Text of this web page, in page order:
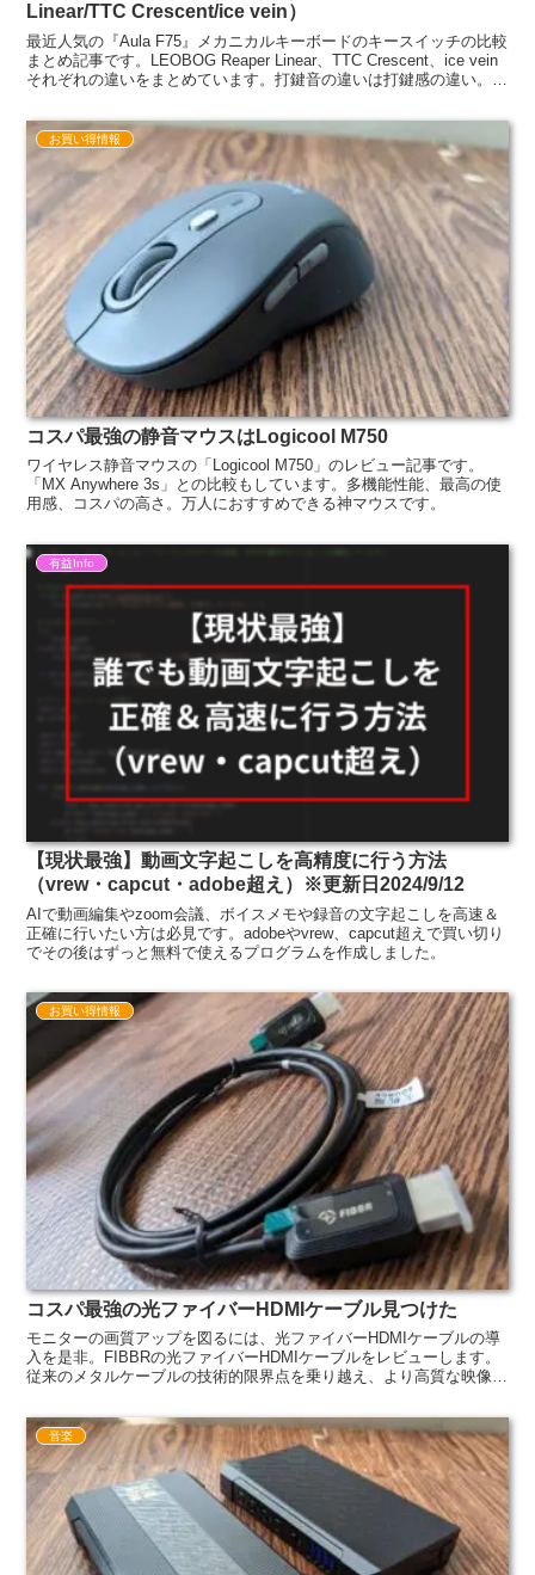
Linear/TTC Crescent/ice vein）
最近人気の『Aula F75』メカニカルキーボードのキースイッチの比較
まとめ記事です。LEOBOG Reaper Linear、TTC Crescent、ice vein
それぞれの違いをまとめています。打鍵音の違いは打鍵感の違い。参
お買い得情報
コスパ最強の静音マウスはLogicool M750
ワイヤレス静音マウスの「Logicool M750」のレビュー記事です。
「MX Anywhere 3s」との比較もしています。多機能性能、最高の使
用感、コスパの高さ。万人におすすめできる神マウスです。
有益Info
【現状最強】動画文字起こしを高精度に行う方法
（vrew・capcut・adobe超え）※更新日2024/9/12
AIで動画編集やzoom会議、ボイスメモや録音の文字起こしを高速＆
正確に行いたい方は必見です。adobeやvrew、capcut超えで買い切り
でその後はずっと無料で使えるプログラムを作成しました。
お買い得情報
コスパ最強の光ファイバーHDMIケーブル見つけた
モニターの画質アップを図るには、光ファイバーHDMIケーブルの導
入を是非。FIBBRの光ファイバーHDMIケーブルをレビューします。
従来のメタルケーブルの技術的限界点を乗り越え、より高質な映像
音楽